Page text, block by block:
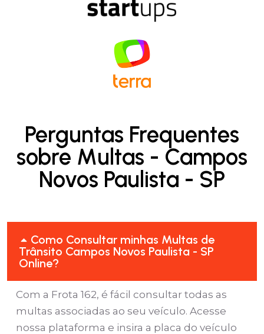
Perguntas Frequentes
sobre Multas - Campos
Novos Paulista - SP
Como Consultar minhas Multas de
Trânsito Campos Novos Paulista - SP
Online?
Com a Frota 162, é fácil consultar todas as
multas associadas ao seu veículo. Acesse
nossa plataforma e insira a placa do veículo